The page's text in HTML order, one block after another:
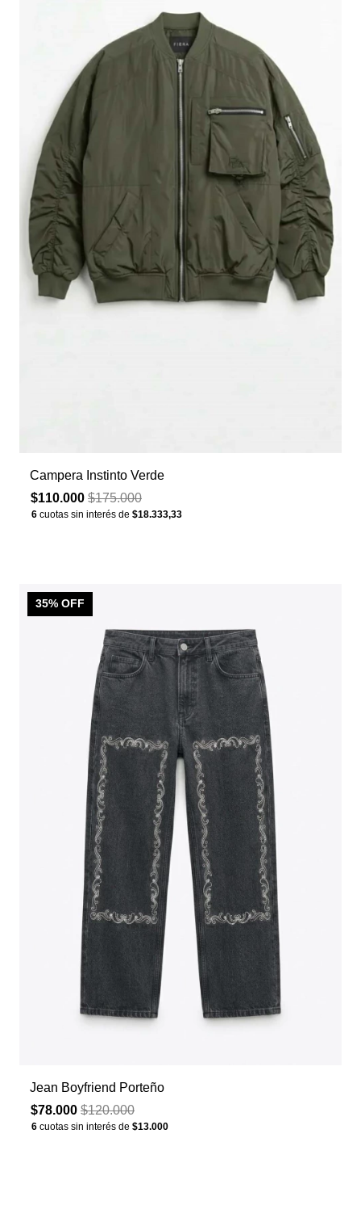
Campera Instinto Verde
$110.000 $175.000
6 cuotas sin interés de $18.333,33
35% OFF
Jean Boyfriend Porteño
$78.000 $120.000
6 cuotas sin interés de $13.000